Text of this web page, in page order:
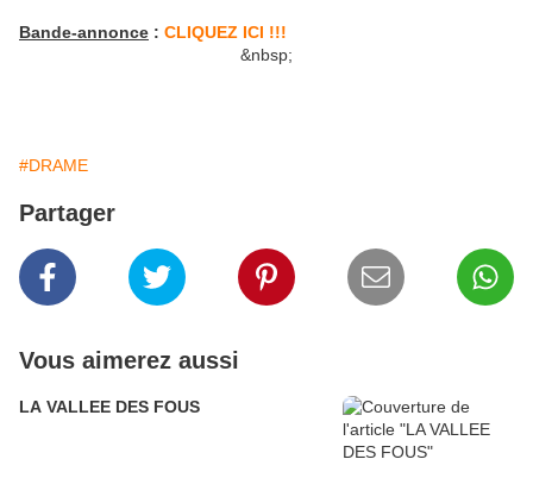
Bande-annonce : CLIQUEZ ICI !!!
&nbsp;
#DRAME
Partager
Vous aimerez aussi
LA VALLEE DES FOUS